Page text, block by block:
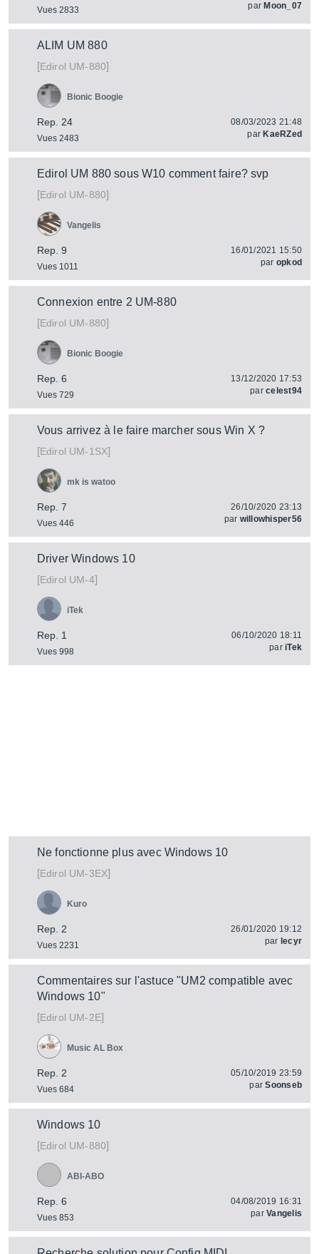
Vues 2833
par Moon_07
ALIM UM 880
[Edirol UM-880]
Rep. 24
Vues 2483
Bionic Boogie
08/03/2023 21:48
par KaeRZed
Edirol UM 880 sous W10 comment faire? svp
[Edirol UM-880]
Rep. 9
Vues 1011
Vangelis
16/01/2021 15:50
par opkod
Connexion entre 2 UM-880
[Edirol UM-880]
Rep. 6
Vues 729
Bionic Boogie
13/12/2020 17:53
parcelest94
Vous arrivez à le faire marcher sous Win X ?
[Edirol UM-1SX]
Rep. 7
Vues 446
mk is watoo
26/10/2020 23:13
par willowhisper56
Driver Windows 10
[Edirol UM-4]
Rep. 1
Vues 998
iTek
06/10/2020 18:11
pariTek
Ne fonctionne plus avec Windows 10
[Edirol UM-3EX]
Rep. 2
Vues 2231
Kuro
26/01/2020 19:12
par lecyr
Commentaires sur l'astuce "UM2 compatible avec
Windows 10"
[Edirol UM-2E]
Rep. 2
Vues 684
Music AL Box
05/10/2019 23:59
parSoonseb
Windows 10
[Edirol UM-880]
Rep. 6
Vues 853
ABI-ABO
04/08/2019 16:31
parVangelis